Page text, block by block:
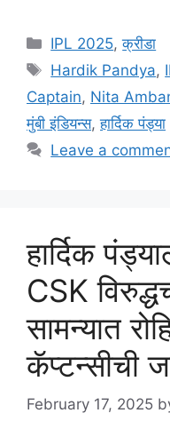
Categories
IPL 2025,क्रीडा
Tags
Hardik Pandya,
Captain, Nita
मुंबी इंडियन्स,हार्दिक पंड्या
Leave a
हार्दिक
CSK
सामन्यात
कॅप्टन्सीची
February 17, 2025